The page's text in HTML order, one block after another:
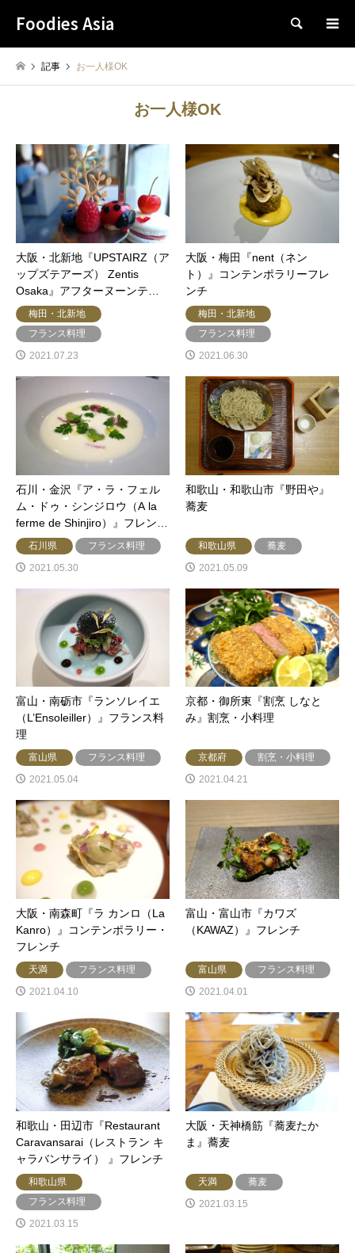
Foodies Asia 検索
記事 お一人様OK
お一人様OK
大阪・北新地『UPSTAIRZ（ア
ップズテアーズ） Zentis
Osaka』アフターヌーンテ…
梅田・北新地
フランス料理
2021.07.23
大阪・梅田『nent（ネン
ト）』コンテンポラリーフレ
ンチ
梅田・北新地
フランス料理
2021.06.30
石川・金沢『ア・ラ・フェル
ム・ドゥ・シンジロウ（A la
ferme de Shinjiro）』フレン…
石川県
フランス料理
2021.05.30
和歌山・和歌山市『野田や』
蕎麦
和歌山県
蕎麦
2021.05.09
富山・南砺市『ランソレイエ
（L’Ensoleiller）』フランス料
理
富山県
フランス料理
2021.05.04
京都・御所東『割烹 しなと
み』割烹・小料理
京都府
割烹・小料理
2021.04.21
大阪・南森町『ラ カンロ（La
Kanro）』コンテンポラリー・
フレンチ
天満
フランス料理
2021.04.10
富山・富山市『カワズ
（KAWAZ）』フレンチ
富山県
フランス料理
2021.04.01
和歌山・田辺市『Restaurant
Caravansarai（レストラン キ
ャラバンサライ） 』フレンチ
和歌山県
フランス料理
2021.03.15
大阪・天神橋筋『蕎麦たか
ま』蕎麦
天満
蕎麦
2021.03.15